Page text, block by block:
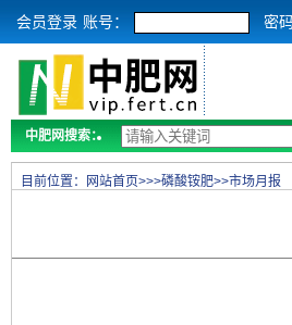
会员登录 账号： 密码
中肥网搜索：
目前位置： 网站首页>>>磷酸铵肥>>市场月报